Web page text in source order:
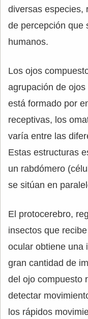
diversas especies,
de percepción que
humanos.
Los ojos
agrupación de
está formado por
receptivas, los
varía entre las
Estas estructuras
un rabdómero
se sitúan en
El protocerebro,
insectos que
ocular obtiene una
gran cantidad de
del ojo compuesto
detectar
los rápidos